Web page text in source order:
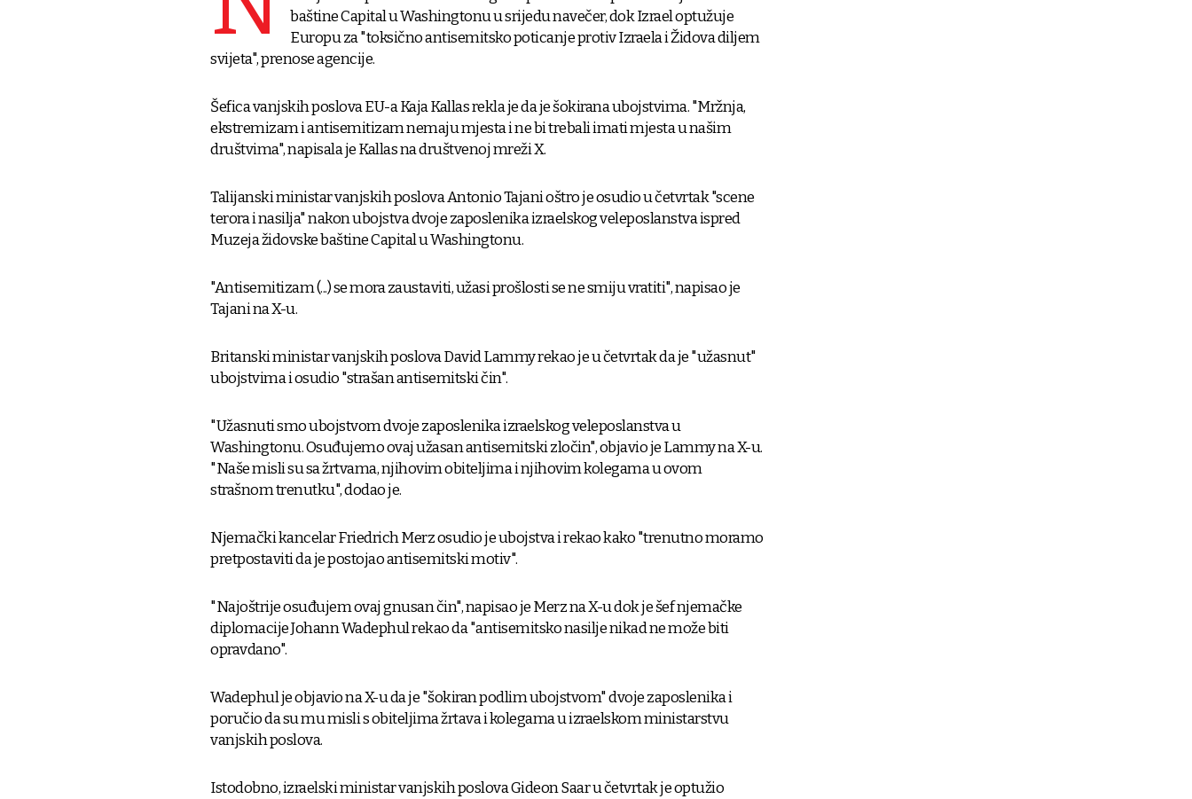
baštine Capital u Washingtonu u srijedu navečer, dok Izrael optužuje
Europu za "toksično antisemitsko poticanje protiv Izraela i Židova diljem
svijeta", prenose agencije.
Šefica vanjskih poslova EU-a Kaja Kallas rekla je da je šokirana ubojstvima. "Mržnja,
ekstremizam i antisemitizam nemaju mjesta i ne bi trebali imati mjesta u našim
društvima", napisala je Kallas na društvenoj mreži X.
Talijanski ministar vanjskih poslova Antonio Tajani oštro je osudio u četvrtak "scene
terora i nasilja" nakon ubojstva dvoje zaposlenika izraelskog veleposlanstva ispred
Muzeja židovske baštine Capital u Washingtonu.
"Antisemitizam (...) se mora zaustaviti, užasi prošlosti se ne smiju vratiti", napisao je
Tajani na X-u.
Britanski ministar vanjskih poslova David Lammy rekao je u četvrtak da je "užasnut"
ubojstvima i osudio "strašan antisemitski čin".
"Užasnuti smo ubojstvom dvoje zaposlenika izraelskog veleposlanstva u
Washingtonu. Osuđujemo ovaj užasan antisemitski zločin", objavio je Lammy na X-u.
"Naše misli su sa žrtvama, njihovim obiteljima i njihovim kolegama u ovom
strašnom trenutku", dodao je.
Njemački kancelar Friedrich Merz osudio je ubojstva i rekao kako "trenutno moramo
pretpostaviti da je postojao antisemitski motiv".
"Najoštrije osuđujem ovaj gnusan čin", napisao je Merz na X-u dok je šef njemačke
diplomacije Johann Wadephul rekao da "antisemitsko nasilje nikad ne može biti
opravdano".
Wadephul je objavio na X-u da je "šokiran podlim ubojstvom" dvoje zaposlenika i
poručio da su mu misli s obiteljima žrtava i kolegama u izraelskom ministarstvu
vanjskih poslova.
Istodobno, izraelski ministar vanjskih poslova Gideon Saar u četvrtak je optužio